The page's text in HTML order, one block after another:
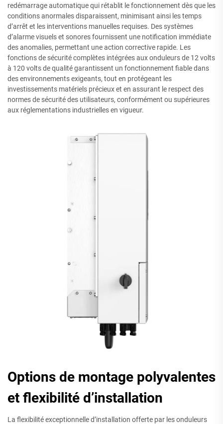
redémarrage automatique qui rétablit le fonctionnement dès que les
conditions anormales disparaissent, minimisant ainsi les temps
d’arrêt et les interventions manuelles requises. Des systèmes
d’alarme visuels et sonores fournissent une notification immédiate
des anomalies, permettant une action corrective rapide. Les
fonctions de sécurité complètes intégrées aux onduleurs de 12 volts
à 120 volts de qualité garantissent un fonctionnement fiable dans
des environnements exigeants, tout en protégeant les
investissements matériels précieux et en assurant le respect des
normes de sécurité des utilisateurs, conformément ou supérieures
aux réglementations industrielles en vigueur.
Options de montage polyvalentes
et flexibilité d’installation
La flexibilité exceptionnelle d’installation offerte par les onduleurs